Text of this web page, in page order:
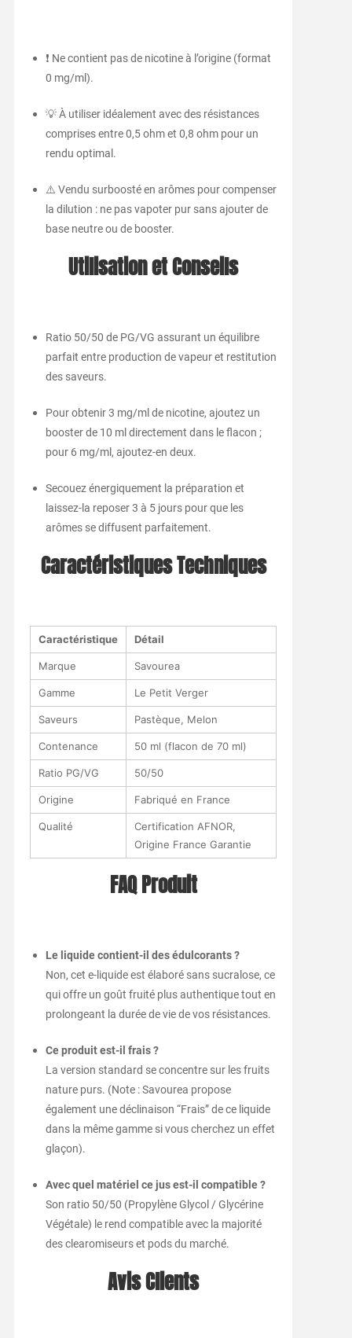
❗ Ne contient pas de nicotine à l’origine (format
0 mg/ml).
💡 À utiliser idéalement avec des résistances
comprises entre 0,5 ohm et 0,8 ohm pour un
rendu optimal.
⚠️ Vendu surboosté en arômes pour compenser
la dilution : ne pas vapoter pur sans ajouter de
base neutre ou de booster.
Utilisation et Conseils
Ratio 50/50 de PG/VG assurant un équilibre
parfait entre production de vapeur et restitution
des saveurs.
Pour obtenir 3 mg/ml de nicotine, ajoutez un
booster de 10 ml directement dans le flacon ;
pour 6 mg/ml, ajoutez-en deux.
Secouez énergiquement la préparation et
laissez-la reposer 3 à 5 jours pour que les
arômes se diffusent parfaitement.
Caractéristiques Techniques
Caractéristique Détail
Marque Savourea
Gamme Le Petit Verger
Saveurs Pastèque, Melon
Contenance 50 ml (flacon de 70 ml)
Ratio PG/VG 50/50
Origine Fabriqué en France
Qualité
Certification AFNOR,
Origine France Garantie
FAQ Produit
Le liquide contient-il des édulcorants ?
Non, cet e-liquide est élaboré sans sucralose, ce
qui offre un goût fruité plus authentique tout en
prolongeant la durée de vie de vos résistances.
Ce produit est-il frais ?
La version standard se concentre sur les fruits
nature purs. (Note : Savourea propose
également une déclinaison “Frais” de ce liquide
dans la même gamme si vous cherchez un effet
glaçon).
Avec quel matériel ce jus est-il compatible ?
Son ratio 50/50 (Propylène Glycol / Glycérine
Végétale) le rend compatible avec la majorité
des clearomiseurs et pods du marché.
Avis Clients